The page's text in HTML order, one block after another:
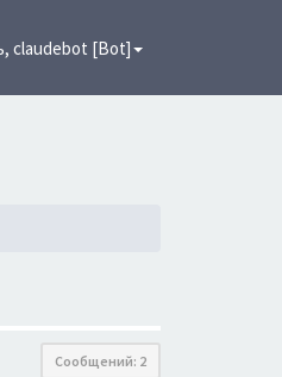
claudebot [Bot]
Сообщений: 2